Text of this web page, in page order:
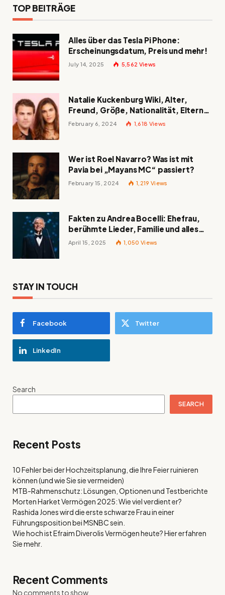
TOP BEITRÄGE
Alles über das Tesla Pi Phone:
Erscheinungsdatum, Preis und mehr!
July 14, 2025 5,562 Views
Natalie Kuckenburg Wiki, Alter,
Freund, Größe, Nationalität, Eltern
und mehr
February 6, 2024 1,618 Views
Wer ist Roel Navarro? Was ist mit
Pavia bei „Mayans MC“ passiert?
February 15, 2024 1,219 Views
Fakten zu Andrea Bocelli: Ehefrau,
berühmte Lieder, Familie und alles
Wissenswerte über den italienischen
April 15, 2025 1,050 Views
STAY IN TOUCH
Facebook Twitter
LinkedIn
Search
SEARCH
Recent Posts
10 Fehler bei der Hochzeitsplanung, die Ihre Feier ruinieren
können (und wie Sie sie vermeiden)
MTB-Rahmenschutz: Lösungen, Optionen und Testberichte
Morten Harket Vermögen 2025: Wie viel verdient er?
Rashida Jones wird die erste schwarze Frau in einer
Führungsposition bei MSNBC sein.
Wie hoch ist Efraim Diverolis Vermögen heute? Hier erfahren
Sie mehr.
Recent Comments
No comments to show.